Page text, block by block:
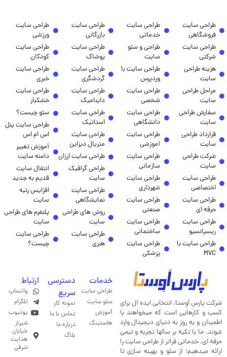
طراحی سایت
فروشگاهی
طراحی سایت
شرکتی
هزینه طراحی
سایت
مراحل طراحی
سایت
سفارش طراحی
سایت
قرارداد طراحی
سایت
شرکت طراحی
سایت
طراحی سایت
اختصاصی
طراحی سایت
حرفه ای
طراحی سایت
ریسپانسیو
طراحی سایت با
MVC
طراحی سایت
خدماتی
طراحی و سئو
سایت
طراحی سایت با
وردپرس
طراحی سایت
شخصی
طراحی سایت
دانشگاهی
طراحی سایت
آموزشی
طراحی سایت
سازمانی
طراحی سایت
شهرداری
طراحی سایت
صنعتی
طراحی سایت
ساختمانی
طراحی سایت
پزشکی
طراحی سایت
بازرگانی
طراحی سایت
پوشاک
طراحی سایت
گردشگری
طراحی سایت
داینامیک
طراحی سایت
استاتیک
طراحی سایت
متریال دیزاین
طراحی سایت ارزان
طراحی گرافیک
سایت
طراحی سایت
نمایشگاهی
روش های طراحی
سایت
طراحی سایت
هنری
طراحی سایت
ورزشی
طراحی سایت
کودکان
طراحی سایت
خبری
طراحی سایت
خشکبار
سئو چیست؟
طراحی سایت پنل
اس ام اس
آموزش تغییر
دامنه سایت
انتقال سایت
قدیم به جدید
افزایس رتبه
سایت
پلتفرم های طراحی
سایت
طراحی سایت
چیست؟
شرکت پارس اَوِستا، انتخابی ایده آل برای
کسب و کارهایی است که میخواهند با
اطمینان و به روز به دنیای دیجیتال وارد
شوند. ما با تکیه بر سالها تجربه و تیمی
حرفه ای، خدماتی فراتر از طراحی سایت را
ارائه میدهیم؛ از سئو و بهینه سازی تا
خدمات
طراحی سایت
سئو سایت
آموزش
هاستینگ
دسترسی
سریع
نمونه کار
تماس با ما
درباره ما
بلاگ
ارتباط
واتساپ
تلگرام
یوتیوب
شیراز
خیابان
هدایت
شرقی